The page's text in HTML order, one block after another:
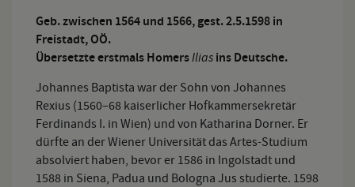
Geb. zwischen 1564 und 1566, gest. 2.5.1598 in
Freistadt, OÖ.
Übersetzte erstmals HomersIliasins Deutsche.
Johannes Baptista war der Sohn von Johannes
Rexius (1560–68 kaiserlicher Hofkammersekretär
Ferdinands I. in Wien) und von Katharina Dorner. Er
dürfte an der Wiener Universität das Artes-Studium
absolviert haben, bevor er 1586 in Ingolstadt und
1588 in Siena, Padua und Bologna Jus studierte. 1598